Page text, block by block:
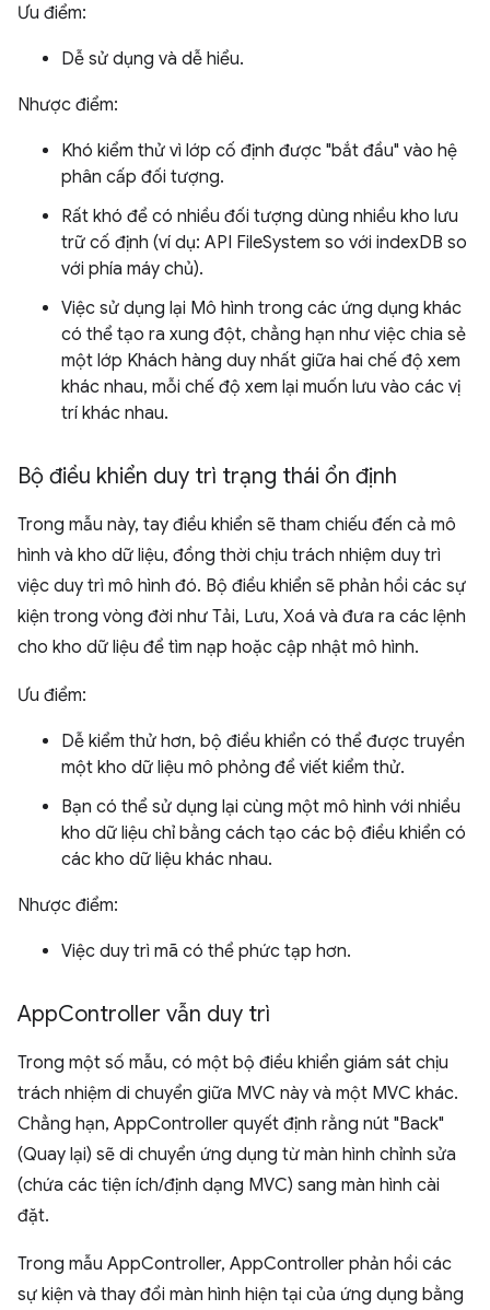
Ưu điểm:
Dễ sử dụng và dễ hiểu.
Nhược điểm:
Khó kiểm thử vì lớp cố định được "bắt đầu" vào hệ
phân cấp đối tượng.
Rất khó để có nhiều đối tượng dùng nhiều kho lưu
trữ cố định (ví dụ: API FileSystem so với indexDB so
với phía máy chủ).
Việc sử dụng lại Mô hình trong các ứng dụng khác
có thể tạo ra xung đột, chẳng hạn như việc chia sẻ
một lớp Khách hàng duy nhất giữa hai chế độ xem
khác nhau, mỗi chế độ xem lại muốn lưu vào các vị
trí khác nhau.
Bộ điều khiển duy trì trạng thái ổn định
Trong mẫu này, tay điều khiển sẽ tham chiếu đến cả mô
hình và kho dữ liệu, đồng thời chịu trách nhiệm duy trì
việc duy trì mô hình đó. Bộ điều khiển sẽ phản hồi các sự
kiện trong vòng đời như Tải, Lưu, Xoá và đưa ra các lệnh
cho kho dữ liệu để tìm nạp hoặc cập nhật mô hình.
Ưu điểm:
Dễ kiểm thử hơn, bộ điều khiển có thể được truyền
một kho dữ liệu mô phỏng để viết kiểm thử.
Bạn có thể sử dụng lại cùng một mô hình với nhiều
kho dữ liệu chỉ bằng cách tạo các bộ điều khiển có
các kho dữ liệu khác nhau.
Nhược điểm:
Việc duy trì mã có thể phức tạp hơn.
AppController vẫn duy trì
Trong một số mẫu, có một bộ điều khiển giám sát chịu
trách nhiệm di chuyển giữa MVC này và một MVC khác.
Chẳng hạn, AppController quyết định rằng nút "Back"
(Quay lại) sẽ di chuyển ứng dụng từ màn hình chỉnh sửa
(chứa các tiện ích/định dạng MVC) sang màn hình cài
đặt.
Trong mẫu AppController, AppController phản hồi các
sự kiện và thay đổi màn hình hiện tại của ứng dụng bằng